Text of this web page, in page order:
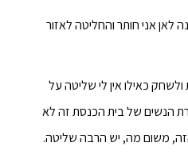
לאן אני חותר והחליטה לאזור
כאילו אין לי שליטה על
הנשים של בית הכנסת זה לא
משום מה, יש הרבה שליטה.